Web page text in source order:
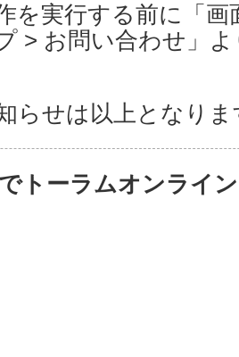
を実行する前に「画
> お問い合わせ」
らせは以上となりま
トーラムオンライ